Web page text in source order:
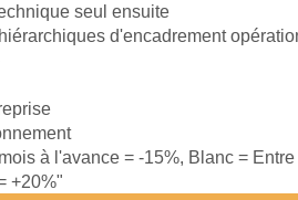
seul ensuite
d'encadrement
à l'avance = -15%, Blanc =
+20%"